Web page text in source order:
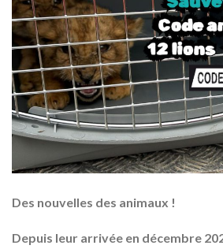
Des nouvelles des animaux !
Depuis leur arrivée en décembre